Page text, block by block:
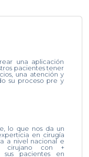
una aplicación
pacientes tener
una atención y
su proceso pre y
lo que nos da un
en cirugía
a nivel nacional e
cirujano con +
sus pacientes en